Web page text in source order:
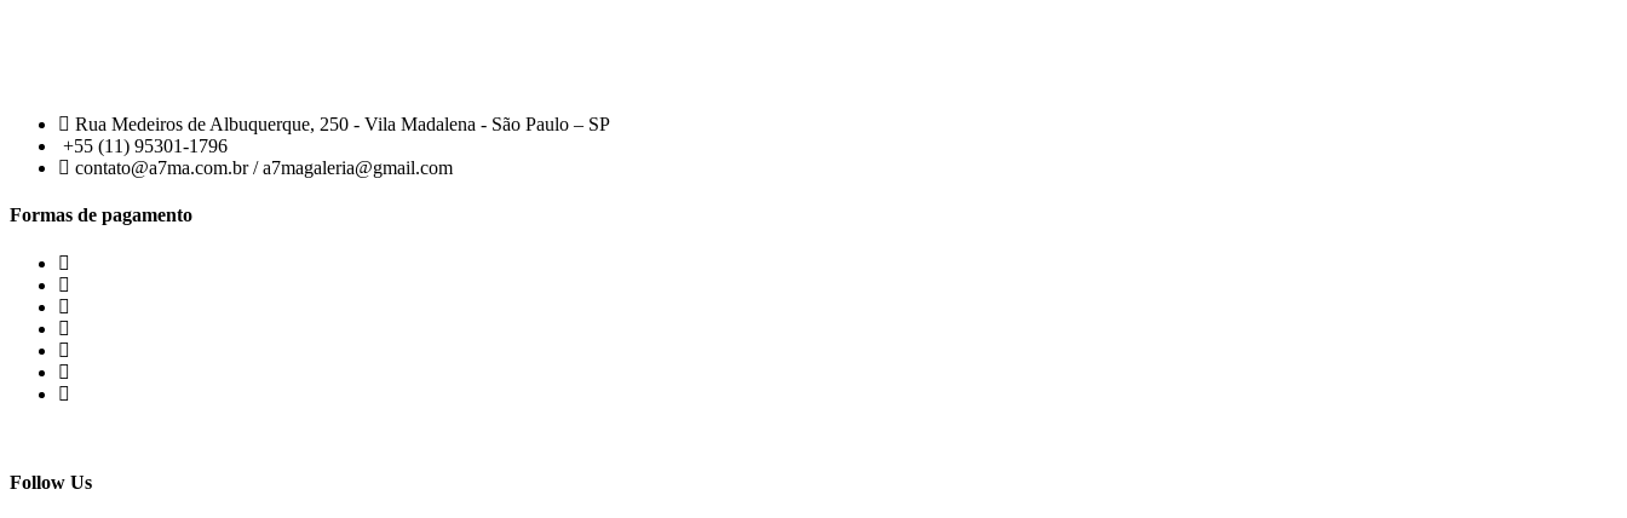
Rua Medeiros de Albuquerque, 250 - Vila Madalena - São Paulo – SP
+55 (11) 95301-1796
contato@a7ma.com.br / a7magaleria@gmail.com
Formas de pagamento
Follow Us